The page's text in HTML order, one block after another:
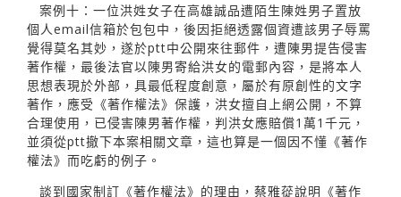
案例十：一位洪姓女子在高雄誠品遭陌生陳姓男子置放
個人email信箱於包包中，後因拒絕透露個資遭該男子辱罵
覺得莫名其妙，遂於ptt中公開來往郵件，遭陳男提告侵害
著作權，最後法官以陳男寄給洪女的電郵內容，是將本人
思想表現於外部，具最低程度創意，屬於有原創性的文字
著作，應受《著作權法》保護，洪女擅自上網公開，不算
合理使用，已侵害陳男著作權，判洪女應賠償1萬1千元，
並須從ptt撤下本案相關文章，這也算是一個因不懂《著作
權法》而吃虧的例子。
談到國家制訂《著作權法》的理由，蔡雅蓯說明《著作